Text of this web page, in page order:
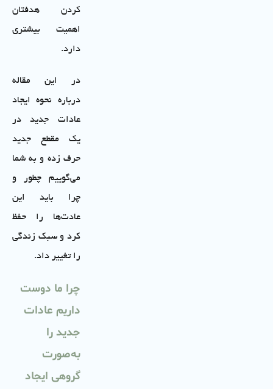
کردن هدفتان
اهمیت بیشتری
دارد.
در این مقاله
درباره نحوه ایجاد
عادات جدید در
یک مقطع جدید
حرف زده و به شما
می‌گوییم چطور و
چرا باید این
عادت‌ها را حفظ
کرد و سبک زندگی
را تغییر داد.
چرا ما دوست
داریم عادات
جدید را
به‌صورت
گروهی ایجاد